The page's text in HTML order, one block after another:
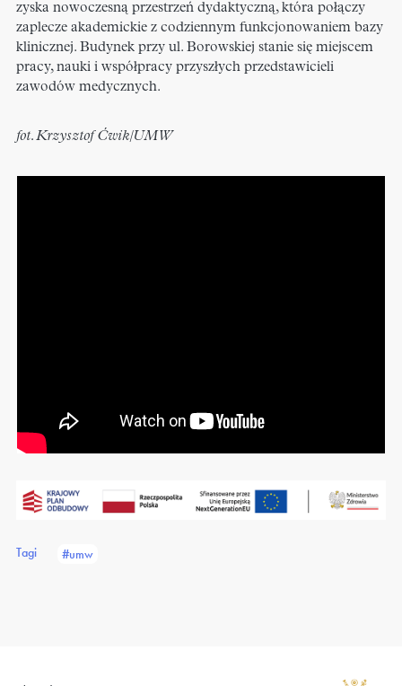
zyska nowoczesną przestrzeń dydaktyczną, która połączy
zaplecze akademickie z codziennym funkcjonowaniem bazy
klinicznej. Budynek przy ul. Borowskiej stanie się miejscem
pracy, nauki i współpracy przyszłych przedstawicieli
zawodów medycznych.
fot. Krzysztof Ćwik/UMW
Tagi #umw